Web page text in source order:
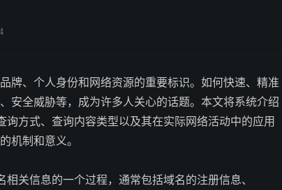
牌、个人身份和网络资源的重要标识。如何快速、精准
安全威胁等，成为许多人关心的话题。本文将系统介绍
询方式、查询内容类型以及其在实际网络活动中的应用
机制和意义。
相关信息的一个过程，通常包括域名的注册信息、